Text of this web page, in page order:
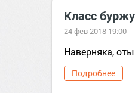
Класс
24 фев 2018 19:00
Наверняка,
Подробнее